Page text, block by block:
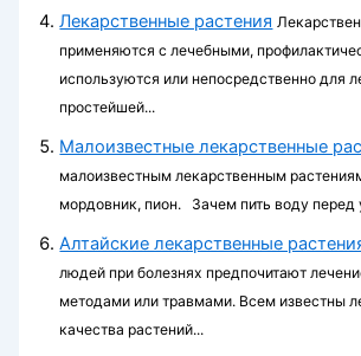
Лекарственные растения
применяются с лечебными,
используются или непосредственно для
простейшей...
Малоизвестные лекарственные
малоизвестным лекарственным
мордовник, пион. Зачем пить воду перед
Алтайские лекарственные
людей при болезнях предпочитают
методами или травмами. Всем известны
качества растений...